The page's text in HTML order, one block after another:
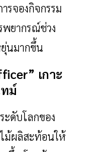
รจองกิจกรรม
พยากรณ์ช่วง
นมากขึ้น
เกาะ
ม์
ะดับโลกของ
ไม้ผลิสะท้อนให้